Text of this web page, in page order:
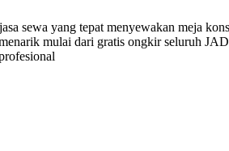
sewa yang tepat menyewakan meja
mulai dari gratis ongkir seluruh